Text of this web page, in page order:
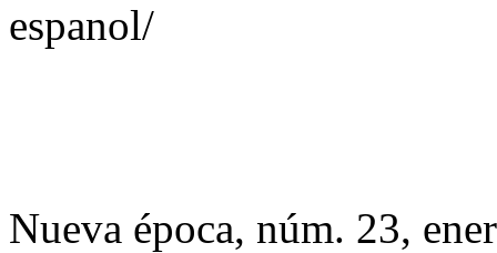
espanol/
Nueva época, núm. 23,